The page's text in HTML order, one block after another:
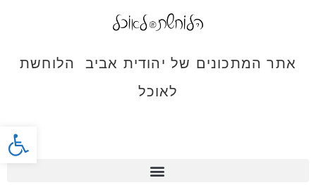
פתח
אתר המתכונים של יהודית אביב הלוחשת
לאוכל